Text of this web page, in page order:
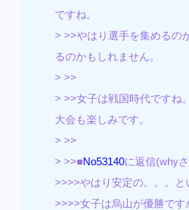
ですね。
> >>やはり選手を集めるの
るのかもしれません。
> >>
> >>女子は戦国時代ですね
大会も楽しみです。
> >>
> >>■No53140に返信(why
>>>>やはり安定の。。。と
>>>>女子は烏山が優勝で